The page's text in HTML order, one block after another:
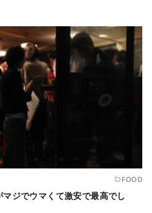
FOOD
ジでウマくて激安で最高でし